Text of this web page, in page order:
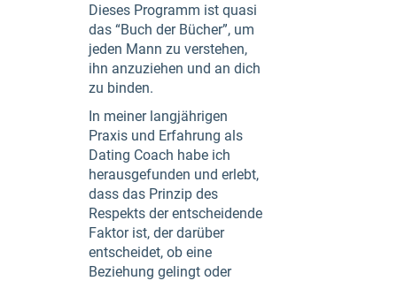
Dieses Programm ist quasi
das “Buch der Bücher”, um
jeden Mann zu verstehen,
ihn anzuziehen und an dich
zu binden.
In meiner langjährigen
Praxis und Erfahrung als
Dating Coach habe ich
herausgefunden und erlebt,
dass das Prinzip des
Respekts der entscheidende
Faktor ist, der darüber
entscheidet, ob eine
Beziehung gelingt oder